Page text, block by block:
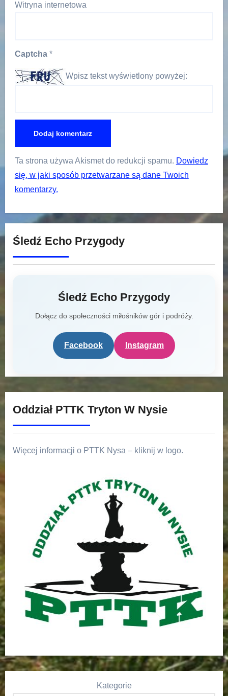
Witryna internetowa
Captcha *
Wpisz tekst wyświetlony powyżej:
Ta strona używa Akismet do redukcji spamu. Dowiedz
się, w jaki sposób przetwarzane są dane Twoich
komentarzy.
Śledź Echo Przygody
Śledź Echo Przygody
Dołącz do społeczności miłośników gór i podróży.
Facebook Instagram
Oddział PTTK Tryton W Nysie
Więcej informacji o PTTK Nysa – kliknij w logo.
Kategorie